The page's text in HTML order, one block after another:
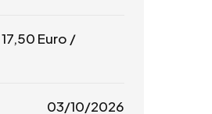
17,50 Euro /
03/10/2026